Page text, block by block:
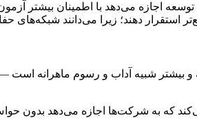
و بیشتر شبیه آداب و رسوم ماهرانه است
که به شرکت‌ها اجازه می‌دهد بدون